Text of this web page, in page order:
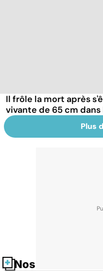
Il frôle la mort après
vivante de 65 cm dans
Plus
Nos fiches santé